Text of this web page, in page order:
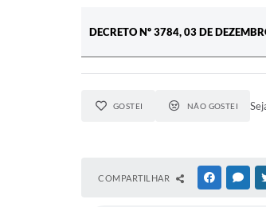
DECRETO Nº 3784, 03 DE
GOSTEI NÃO GOSTEI
COMPARTILHAR FACEBOOK